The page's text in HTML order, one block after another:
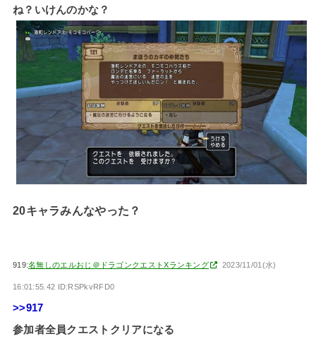
ね？いけんのかな？
20キャラみんなやった？
919:名無しのエルおじ＠ドラゴンクエストXランキング 2023/11/01(水)
16:01:55.42 ID:RSPkvRFD0
>>917
参加者全員クエストクリアになる